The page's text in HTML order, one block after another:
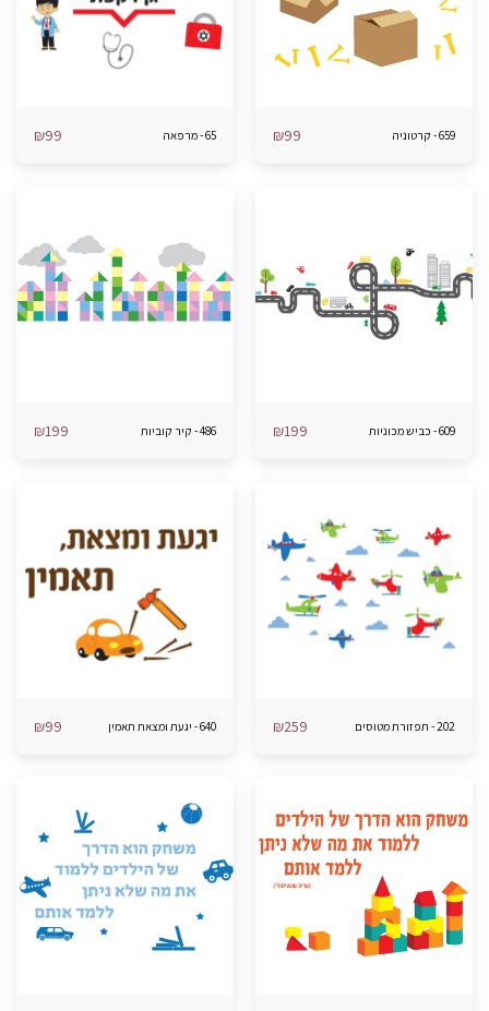
659 - קרטוניה ₪99 65 - מרפאה ₪99
609 - כביש מכוניות ₪199 486 - קיר קוביות ₪199
202 - תפזורת מטוסים ₪259 640 - יגעת ומצאת תאמין ₪99